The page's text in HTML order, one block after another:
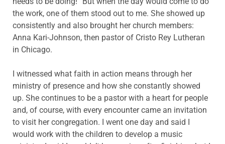
the work, one of them stood out to me. She showed up
consistently and also brought her church members:
Anna Kari-Johnson, then pastor of Cristo Rey Lutheran
in Chicago.
I witnessed what faith in action means through her
ministry of presence and how she constantly showed
up. She continues to be a pastor with a heart for people
and, of course, with every encounter came an invitation
to visit her congregation. I went one day and said I
would work with the children to develop a music